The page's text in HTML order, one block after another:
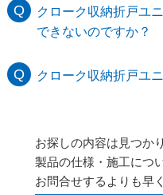
クローク収納折戸ユ
できないのですか？
クローク収納折戸ユ
お探しの内容は見つか
製品の仕様・施工につ
お問合せするよりも早